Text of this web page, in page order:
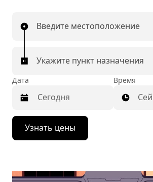
Введите местоположение
Укажите пункт назначения
Дата
Нажмите
стрелку
вниз,
календарю
Время
Узнать цены